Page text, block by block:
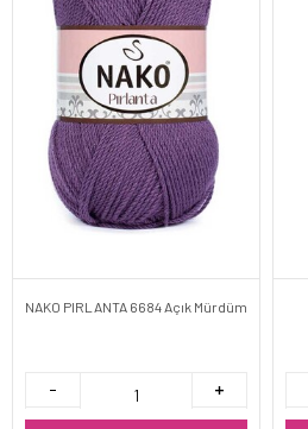
NAKO PIRLANTA 6684 Açık Mürdüm